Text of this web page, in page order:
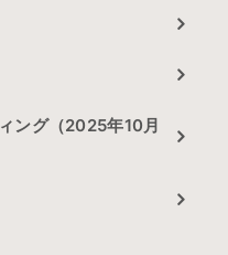
ング（2025年10月